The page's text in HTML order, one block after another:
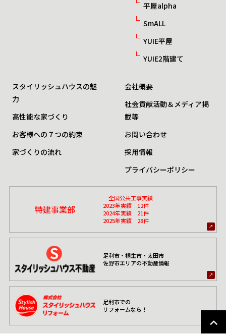
平屋alpha
SmALL
YUIE平屋
YUIE2階建て
スタイリッシュハウスの魅
力
高性能な家づくり
お客様への７つの約束
家づくりの流れ
会社概要
社会貢献活動＆メディア掲
載等
お問い合わせ
採用情報
プライバシーポリシー
特建事業部
全国公共工事実績
2023年実績 12件
2024年実績 21件
2025年実績 28件
足利市・桐生市・太田市
佐野市エリアの不動産情報
足利市での
リフォームなら！